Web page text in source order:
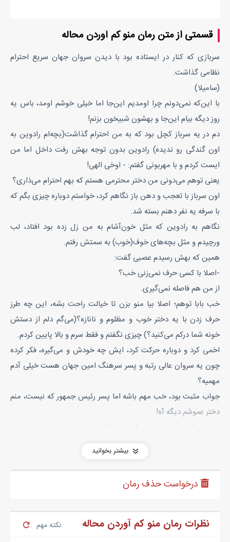
قسمتی از متن رمان منو کم آوردن محاله
سربازی که کنار در ایستاده بود با دیدن سروان جهان سریع احترام
نظامی گذاشت.
(سامیلا)
با این‌که نمی‌دونم چرا اومدیم این‌جا اما خیلی خوشم اومد، باس یه
روز دیگه بیام این‌جا و بهشون شبیخون بزنم!
دم در یه سرباز کچل بود که به من احترام گذاشت(بچه‌ام رادوین به
اون گندگی رو ندیده) رادوین بدون توجه بهش رفت داخل اما من
ایست کردم و با مهربونی گفتم: - اوخی الهی!
یعنی توهم می‌دونی من دختر محترمی هستم که بهم احترام می‌ذاری؟
اون سرباز با تعجب و دهن باز نگاهم کرد، خواستم دوباره چیزی بگم که
با سرفه‌ یه نفر دهنم بسته شد.
نگاهم به رادوین که مثل خون‌آشام به من زل زده بود افتاد، لب
ورچیدم و مثل بچه‌های خوف(خوب) به سمتش رفتم.
همین که بهش رسیدم عصبی گفت:
-اصلا با کسی حرف نمی‌زنی خب؟
از من هم فاصله نمی‌گیری.
خب بابا توهم؛ اصلا بیا منو بزن تا خیالت راحت بشه، این چه طرز
حرف زدن با یه دختر خوب و مظلوم و نانازه؟(می‌گم دلم از دستش
خونه شما درکم می‌کنید؟) چیزی نگفتم و فقط سرم و بالا پایین کردم.
اخمی کرد و دوباره حرکت کرد، ایش چه خودش و می‌گیره، فکر کرده
چون یه سروان عالی رتبه و پسر سرهنگ امین جهان هست خیلی آدم
مهمیه؟
جواب مثبت بود، خب مهم باشه اما پسر رئیس جمهور که نیست، منم
دختر عموشم دیگه آه!
بعضی وقت‌ها هم رادوین این کار و می‌کرد، منم بلاتکلیف بهشون نگاه
لبخند گل و گشاد می‌زدم، چیه نکنه منم باید بهشون احترام
ولش کن بابا، بالاخره بعد شوصون قرن رسیدیم به یه دره خاکستری
بیشتر بخوانید
نظرات رمان منو کم آوردن محاله نکته مهم